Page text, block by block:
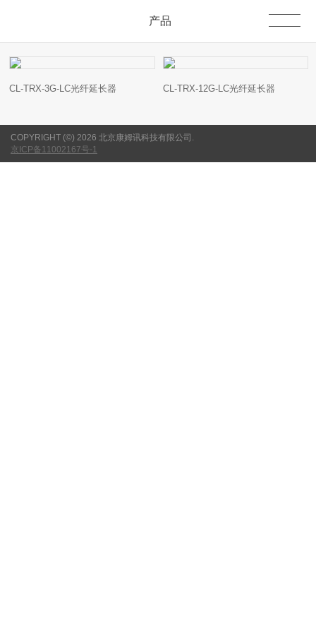
产品
CL-TRX-3G-LC光纤延长器 CL-TRX-12G-LC光纤延长器
COPYRIGHT (©) 2026 北京康姆讯科技有限公司.
京ICP备11002167号-1